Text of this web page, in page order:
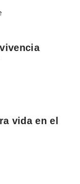
vida en el